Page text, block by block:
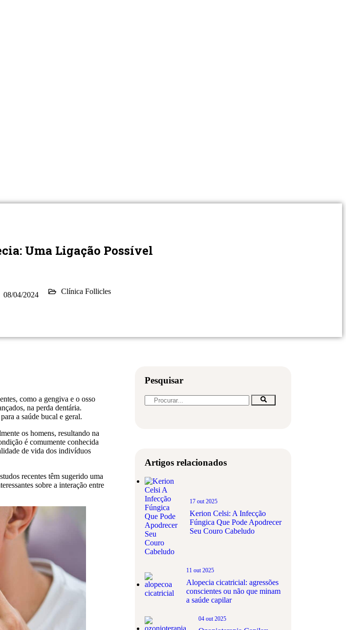
Uma Ligação Possível
08/04/2024 Clínica Follicles
como a gengiva e o osso
na perda dentária.
a saúde bucal e geral.
os homens, resultando na
é comumente conhecida
de vida dos indivíduos
recentes têm sugerido uma
sobre a interação entre
Pesquisar
Artigos relacionados
17 out 2025
Kerion Celsi: A Infecção
Fúngica Que Pode Apodrecer
Seu Couro Cabeludo
11 out 2025
Alopecia cicatricial: agressões
conscientes ou não que minam
a saúde capilar
04 out 2025